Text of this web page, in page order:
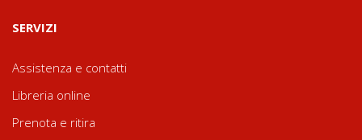
SERVIZI
Assistenza e contatti
Libreria online
Prenota e ritira